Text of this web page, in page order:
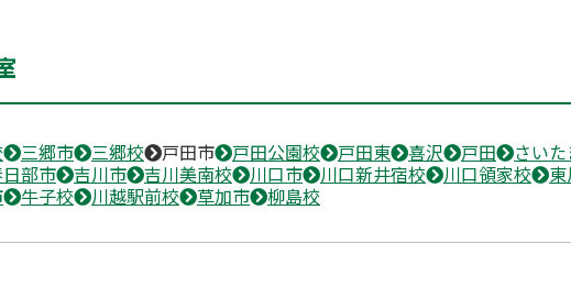
三郷市 三郷校 戸田市 戸田公園校 戸田東 喜沢 戸田
さい
部市 吉川市 吉川美南校 川口市 川口新井宿校 川口領家校
牛子校 川越駅前校 草加市 柳島校